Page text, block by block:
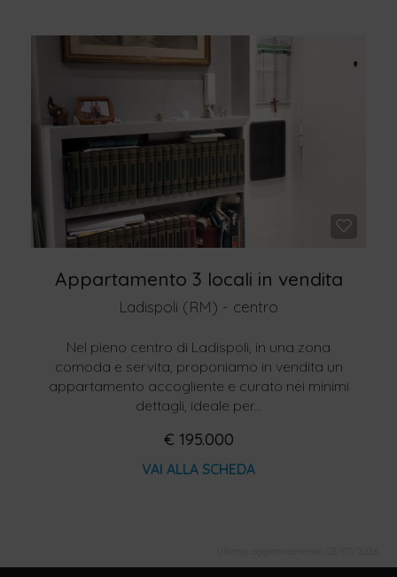
Appartamento 3 locali in vendita
Ladispoli (RM) - centro
Nel pieno centro di Ladispoli, in una zona
comoda e servita, proponiamo in vendita un
appartamento accogliente e curato nei minimi
dettagli, ideale per...
€ 195.000
VAI ALLA SCHEDA